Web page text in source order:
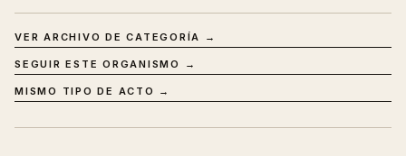
VER ARCHIVO DE CATEGORÍA →
SEGUIR ESTE ORGANISMO →
MISMO TIPO DE ACTO →